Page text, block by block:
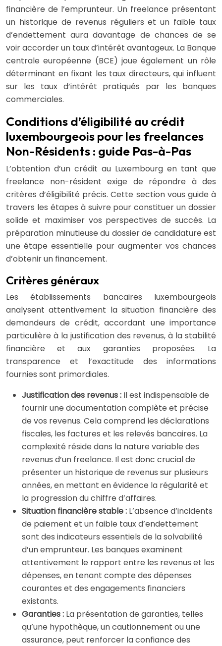
financière de l’emprunteur. Un freelance présentant
un historique de revenus réguliers et un faible taux
d’endettement aura davantage de chances de se
voir accorder un taux d’intérêt avantageux. La Banque
centrale européenne (BCE) joue également un rôle
déterminant en fixant les taux directeurs, qui influent
sur les taux d’intérêt pratiqués par les banques
commerciales.
Conditions d’éligibilité au crédit
luxembourgeois pour les freelances
Non-Résidents : guide Pas-à-Pas
L’obtention d’un crédit au Luxembourg en tant que
freelance non-résident exige de répondre à des
critères d’éligibilité précis. Cette section vous guide à
travers les étapes à suivre pour constituer un dossier
solide et maximiser vos perspectives de succès. La
préparation minutieuse du dossier de candidature est
une étape essentielle pour augmenter vos chances
d’obtenir un financement.
Critères généraux
Les établissements bancaires luxembourgeois
analysent attentivement la situation financière des
demandeurs de crédit, accordant une importance
particulière à la justification des revenus, à la stabilité
financière et aux garanties proposées. La
transparence et l’exactitude des informations
fournies sont primordiales.
Justification des revenus : Il est indispensable de
fournir une documentation complète et précise
de vos revenus. Cela comprend les déclarations
fiscales, les factures et les relevés bancaires. La
complexité réside dans la nature variable des
revenus d’un freelance. Il est donc crucial de
présenter un historique de revenus sur plusieurs
années, en mettant en évidence la régularité et
la progression du chiffre d’affaires.
Situation financière stable : L’absence d’incidents
de paiement et un faible taux d’endettement
sont des indicateurs essentiels de la solvabilité
d’un emprunteur. Les banques examinent
attentivement le rapport entre les revenus et les
dépenses, en tenant compte des dépenses
courantes et des engagements financiers
existants.
Garanties : La présentation de garanties, telles
qu’une hypothèque, un cautionnement ou une
assurance, peut renforcer la confiance des